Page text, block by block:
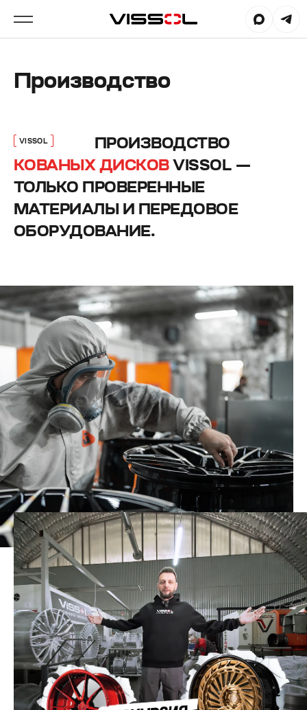
Производство
VISSOL
ПРОИЗВОДСТВО
КОВАНЫХ ДИСКОВVISSOL —
ТОЛЬКО ПРОВЕРЕННЫЕ
МАТЕРИАЛЫ И ПЕРЕДОВОЕ
ОБОРУДОВАНИЕ.